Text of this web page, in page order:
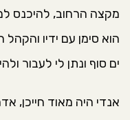
מקצה הרחוב, להיכנס
הוא סימן עם ידיו
ים סוף ונתן לי לעבור
אנדי היה מאוד חייכן,